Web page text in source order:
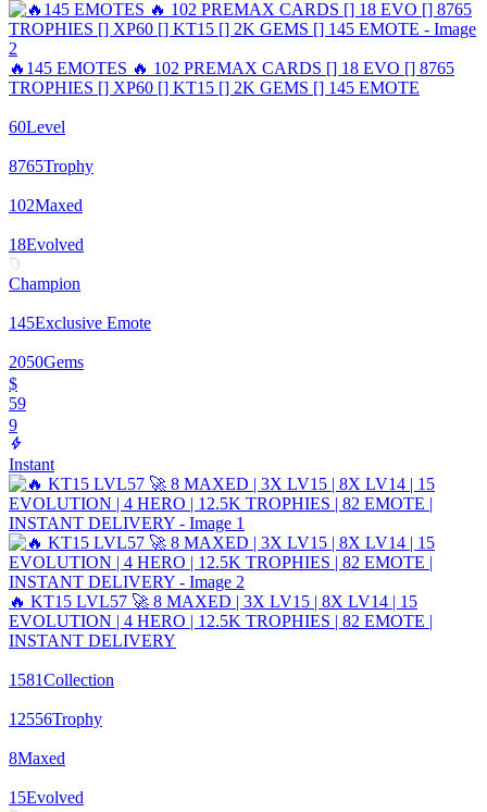
🔥145 EMOTES 🔥 102 PREMAX CARDS [] 18 EVO [] 8765
TROPHIES [] XP60 [] KT15 [] 2K GEMS [] 145 EMOTE
60Level
8765Trophy
102Maxed
18Evolved
Champion
145Exclusive Emote
2050Gems
$
59
9
Instant
🔥 KT15 LVL57 🚀 8 MAXED | 3X LV15 | 8X LV14 | 15
EVOLUTION | 4 HERO | 12.5K TROPHIES | 82 EMOTE |
INSTANT DELIVERY
1581Collection
12556Trophy
8Maxed
15Evolved